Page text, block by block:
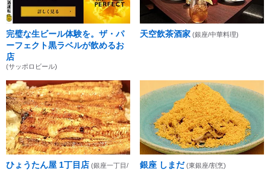
完璧な生ビール体験を。ザ・パ
ーフェクト黒ラベルが飲めるお
店
(サッポロビール)
天空飲茶酒家 (銀座/中華料理)
ひょうたん屋 1丁目店 (銀座一丁目/
銀座 しまだ (東銀座/割烹)